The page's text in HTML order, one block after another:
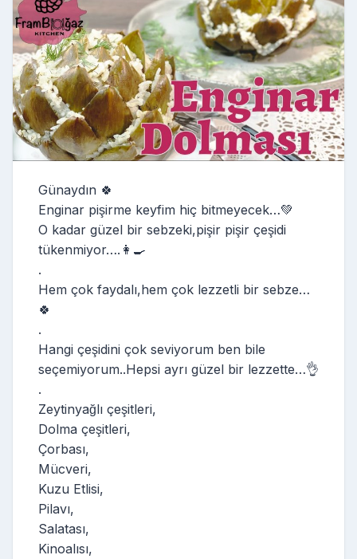
Günaydın 🍀
Enginar pişirme keyfim hiç bitmeyecek…💚
O kadar güzel bir sebzeki,pişir pişir çeşidi
tükenmiyor….👩‍🍳
.
Hem çok faydalı,hem çok lezzetli bir sebze…
🍀
.
Hangi çeşidini çok seviyorum ben bile
seçemiyorum..Hepsi ayrı güzel bir lezzette…👌
.
Zeytinyağlı çeşitleri,
Dolma çeşitleri,
Çorbası,
Mücveri,
Kuzu Etlisi,
Pilavı,
Salatası,
Kinoalısı,